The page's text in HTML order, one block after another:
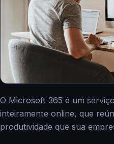
O Microsoft 365 é um
inteiramente online, que
produtividade que sua